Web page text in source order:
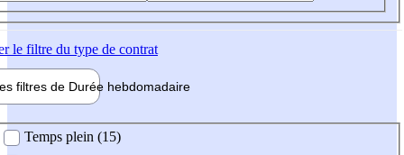
le filtre du type de contrat
filtres de Durée hebdomadaire
Temps plein (15)